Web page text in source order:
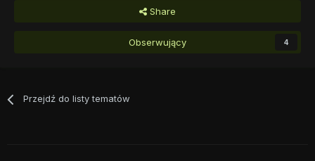
Share
Obserwujący 4
Przejdź do listy tematów